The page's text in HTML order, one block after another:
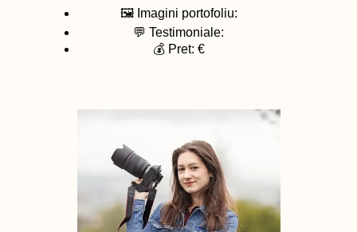
🖼️ Imagini portofoliu:
💬 Testimoniale:
💰 Pret: €